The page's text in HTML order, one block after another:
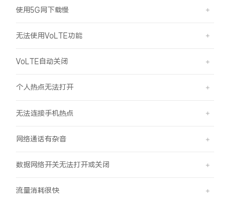
使用5G网下载慢
无法使用VoLTE功能
VoLTE自动关闭
个人热点无法打开
无法连接手机热点
网络通话有杂音
数据网络开关无法打开或关闭
流量消耗很快